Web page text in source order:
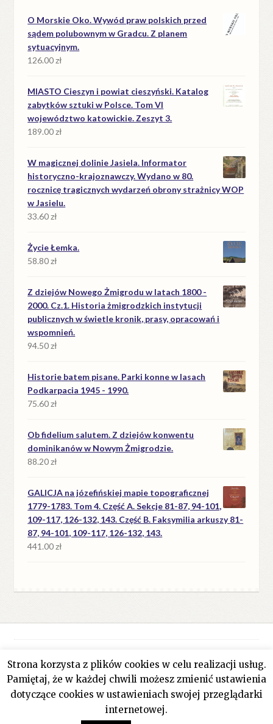
O Morskie Oko. Wywód praw polskich przed
sądem polubownym w Gradcu. Z planem
sytuacyjnym.
126.00zł
MIASTO Cieszyn i powiat cieszyński. Katalog
zabytków sztuki w Polsce. Tom VI
województwo katowickie. Zeszyt 3.
189.00zł
W magicznej dolinie Jasiela. Informator
historyczno-krajoznawczy. Wydano w 80.
rocznicę tragicznych wydarzeń obrony strażnicy WOP
w Jasielu.
33.60zł
Życie Łemka.
58.80zł
Z dziejów Nowego Żmigrodu w latach 1800 -
2000. Cz.1. Historia żmigrodzkich instytucji
publicznych w świetle kronik, prasy, opracowań i
wspomnień.
94.50zł
Historie batem pisane. Parki konne w lasach
Podkarpacia 1945 - 1990.
75.60zł
Ob fidelium salutem. Z dziejów konwentu
dominikanów w Nowym Żmigrodzie.
88.20zł
GALICJA na józefińskiej mapie topograficznej
1779-1783. Tom 4. Część A. Sekcje 81-87, 94-101,
109-117, 126-132, 143. Część B. Faksymilia arkuszy 81-
87, 94-101, 109-117, 126-132, 143.
441.00zł
© Antykwariat Filar 2026
Polityka prywatności
Stworzone z WooCommerce.
Strona korzysta z plików cookies w celu realizacji usług.
Pamiętaj, że w każdej chwili możesz zmienić ustawienia
dotyczące cookies w ustawieniach swojej przeglądarki
internetowej.